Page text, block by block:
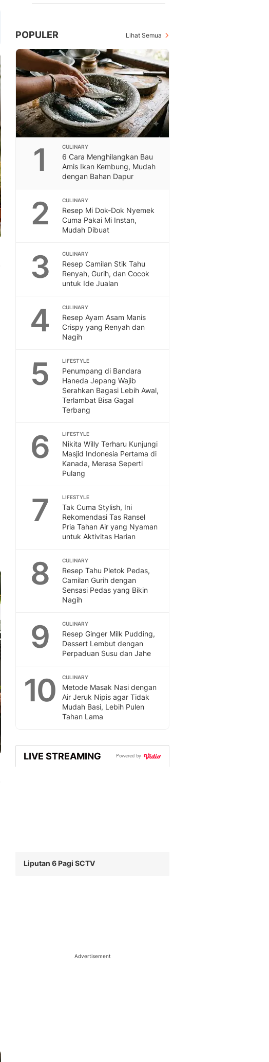
POPULER Lihat Semua
1 CULINARY
6 Cara Menghilangkan Bau
Amis Ikan Kembung, Mudah
dengan Bahan Dapur
2 CULINARY
Resep Mi Dok-Dok Nyemek
Cuma Pakai Mi Instan,
Mudah Dibuat
3 CULINARY
Resep Camilan Stik Tahu
Renyah, Gurih, dan Cocok
untuk Ide Jualan
4 CULINARY
Resep Ayam Asam Manis
Crispy yang Renyah dan
Nagih
5 LIFESTYLE
Penumpang di Bandara
Haneda Jepang Wajib
Serahkan Bagasi Lebih Awal,
Terlambat Bisa Gagal
Terbang
6 LIFESTYLE
Nikita Willy Terharu Kunjungi
Masjid Indonesia Pertama di
Kanada, Merasa Seperti
Pulang
7 LIFESTYLE
Tak Cuma Stylish, Ini
Rekomendasi Tas Ransel
Pria Tahan Air yang Nyaman
untuk Aktivitas Harian
8 CULINARY
Resep Tahu Pletok Pedas,
Camilan Gurih dengan
Sensasi Pedas yang Bikin
Nagih
9 CULINARY
Resep Ginger Milk Pudding,
Dessert Lembut dengan
Perpaduan Susu dan Jahe
10 CULINARY
Metode Masak Nasi dengan
Air Jeruk Nipis agar Tidak
Mudah Basi, Lebih Pulen
Tahan Lama
LIVE STREAMING Powered by
Liputan 6 Pagi SCTV
Advertisement